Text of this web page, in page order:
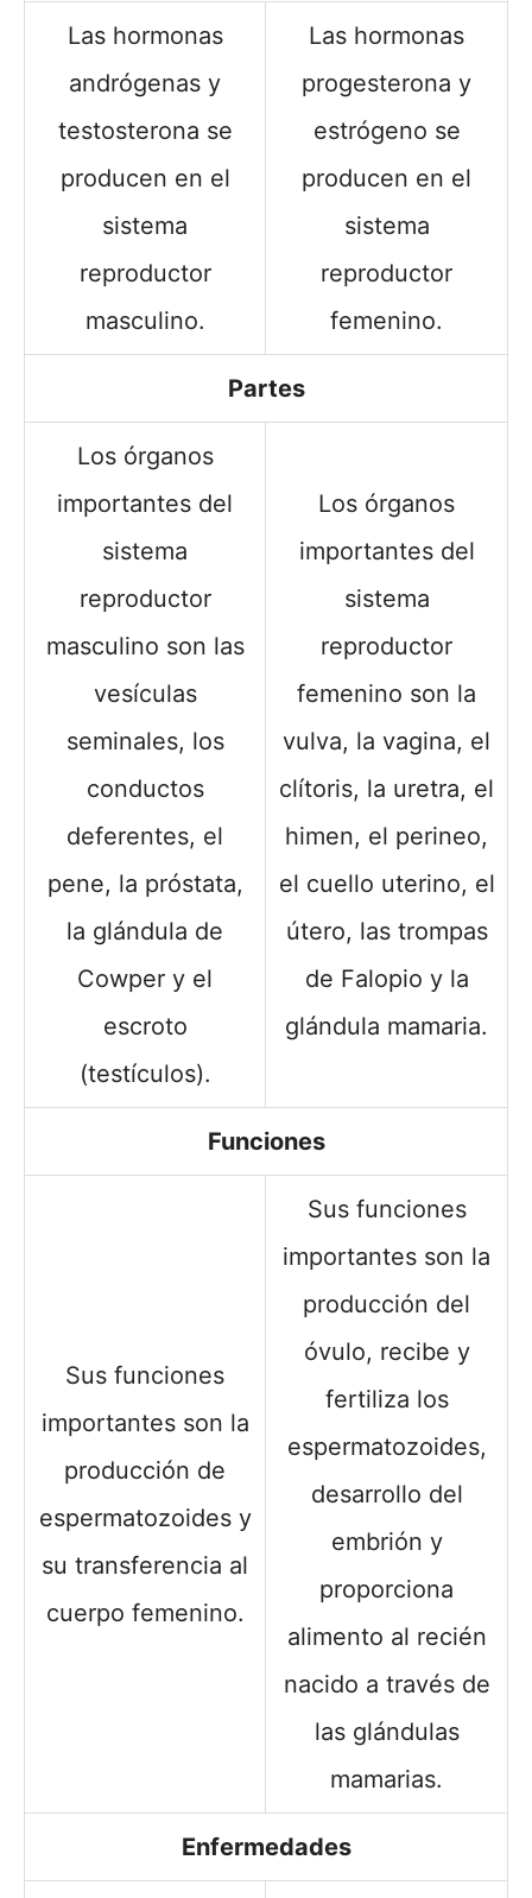
Las hormonas
andrógenas y
testosterona se
producen en el
sistema
reproductor
masculino.
Las hormonas
progesterona y
estrógeno se
producen en el
sistema
reproductor
femenino.
Partes
Los órganos
importantes del
sistema
reproductor
masculino son las
vesículas
seminales, los
conductos
deferentes, el
pene, la próstata,
la glándula de
Cowper y el
escroto
(testículos).
Los órganos
importantes del
sistema
reproductor
femenino son la
vulva, la vagina, el
clítoris, la uretra, el
himen, el perineo,
el cuello uterino, el
útero, las trompas
de Falopio y la
glándula mamaria.
Funciones
Sus funciones
importantes son la
producción de
espermatozoides y
su transferencia al
cuerpo femenino.
Sus funciones
importantes son la
producción del
óvulo, recibe y
fertiliza los
espermatozoides,
desarrollo del
embrión y
proporciona
alimento al recién
nacido a través de
las glándulas
mamarias.
Enfermedades